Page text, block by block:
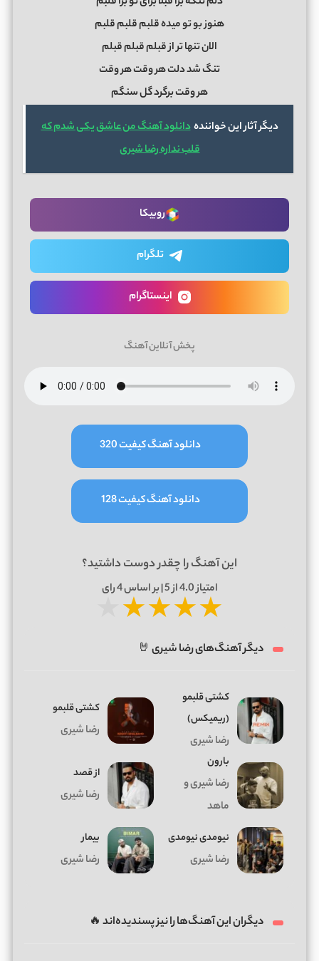
ﻫﻨﻮز ﺑﻮ ﺗﻮ ﻣﻴﺪه ﻗﻠﺒﻢ ﻗﻠﺒﻢ ﻗﻠﺒﻢ
اﻟﺎن ﺗﻨﻬﺎ ﺗﺮ از ﻗﺒﻠﻢ ﻗﺒﻠﻢ ﻗﺒﻠﻢ
ﺗﻨﮓ ﺷﺪ دﻟﺖ ﻫﺮ وﻗﺖ ﻫﺮ وﻗﺖ
ﻫﺮ وﻗﺖ ﺑﺮﮔﺮد ﮔﻞ ﺳﻨﮕﻢ
دیگر آثار این خوانندهدانلود آهنگ من عاشق یکی شدم که
قلب نداره رضا شیری
روبیکا
تلگرام
اینستاگرام
پخش آنلاین آهنگ
دانلود آهنگ کیفیت 320
دانلود آهنگ کیفیت 128
این آهنگ را چقدر دوست داشتید؟
امتیاز4.0از 5 | بر اساس 4رای
★★★★
دیگر آهنگ‌های رضا شیری 🤘
کشتی قلبمو
(ریمیکس)
رضا شیری
کشتی قلبمو
رضا شیری
بارون
رضا شیری و
ماهد
از قصد
رضا شیری
نیومدی نیومدی
رضا شیری
بیمار
رضا شیری
دیگران این آهنگ‌ها را نیز پسندیده‌اند 🔥